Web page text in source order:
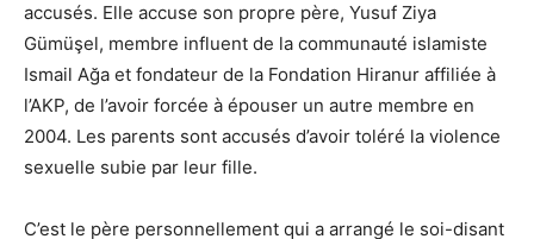
accusés. Elle accuse son propre père, Yusuf Ziya
Gümüşel, membre influent de la communauté islamiste
Ismail Ağa et fondateur de la Fondation Hiranur affiliée à
l’AKP, de l’avoir forcée à épouser un autre membre en
2004. Les parents sont accusés d’avoir toléré la violence
sexuelle subie par leur fille.
C’est le père personnellement qui a arrangé le soi-disant